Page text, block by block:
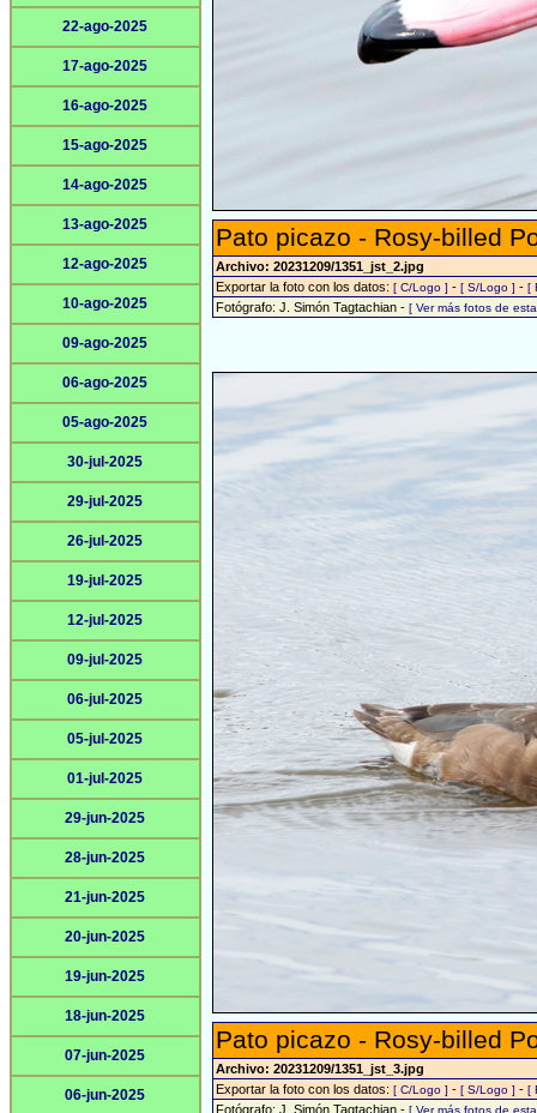
22-ago-2025
17-ago-2025
16-ago-2025
15-ago-2025
14-ago-2025
13-ago-2025
12-ago-2025
10-ago-2025
09-ago-2025
06-ago-2025
05-ago-2025
30-jul-2025
29-jul-2025
26-jul-2025
19-jul-2025
12-jul-2025
09-jul-2025
06-jul-2025
05-jul-2025
01-jul-2025
29-jun-2025
28-jun-2025
21-jun-2025
20-jun-2025
19-jun-2025
18-jun-2025
07-jun-2025
06-jun-2025
Pato picazo - Rosy-billed
Archivo: 20231209/1351_jst_2.jpg
Exportar la foto con los datos: [ C/Logo ] - [ S/Logo ] - [
Fotógrafo: J. Simón Tagtachian - [ Ver más fotos de
Pato picazo - Rosy-billed
Archivo: 20231209/1351_jst_3.jpg
Exportar la foto con los datos: [ C/Logo ] - [ S/Logo ] - [
Fotógrafo: J. Simón Tagtachian - [ Ver más fotos de